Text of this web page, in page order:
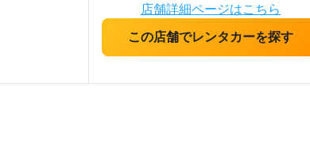
店舗詳細ページはこちら
この店舗でレンタカーを探す